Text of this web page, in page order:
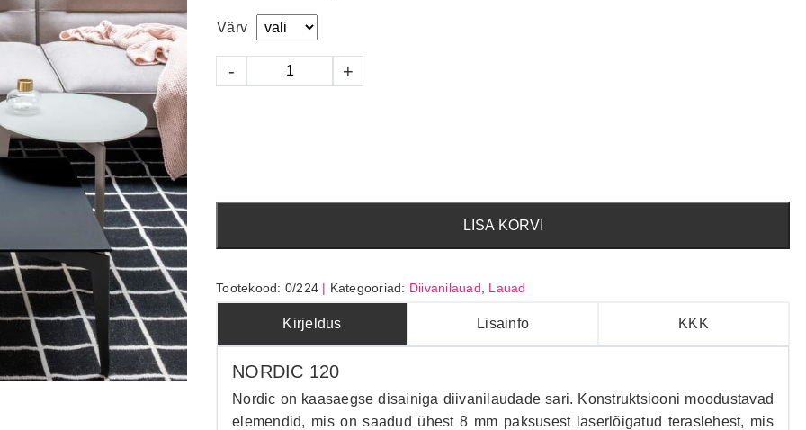
Värv
-
120
+
LISA KORVI
Tootekood: 0/224 Kategooriad: Diivanilauad Lauad
Kirjeldus Lisainfo KKK
NORDIC 120
Nordic on kaasaegse disainiga diivanilaudade sari. Konstruktsiooni moodustavad
elemendid, mis on saadud ühest 8 mm paksusest laserlõigatud teraslehest, mis